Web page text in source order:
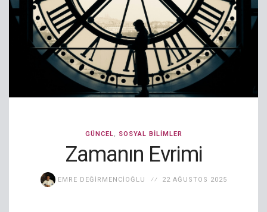
GÜNCEL SOSYAL BILIMLER
Zamanın Evrimi
EMRE DEĞIRMENCIOĞLU 22 AĞUSTOS 2025